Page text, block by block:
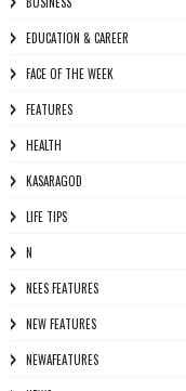
EDUCATION & CAREER
FACE OF THE WEEK
FEATURES
HEALTH
KASARAGOD
LIFE TIPS
N
NEES FEATURES
NEW FEATURES
NEWAFEATURES